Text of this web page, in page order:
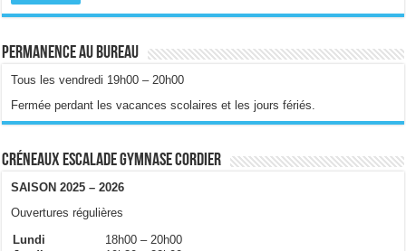
Permanence au bureau
Tous les vendredi 19h00 – 20h00
Fermée perdant les vacances scolaires et les jours fériés.
Créneaux escalade gymnase Cordier
SAISON 2025 – 2026
Ouvertures régulières
Lundi
18h00 – 20h00